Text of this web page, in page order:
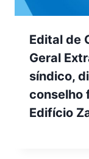
Edital de
Geral
síndico,
conselho
Edifício